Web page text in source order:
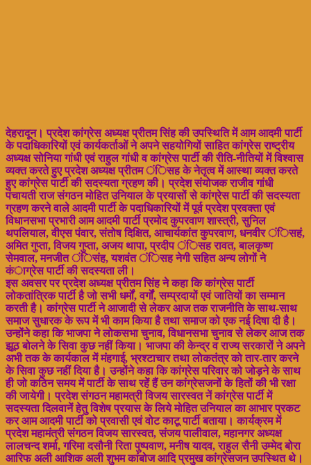
देहरादून। प्रदेश कांग्रेस अध्यक्ष प्रीतम सिंह की उपस्थिति में आम आदमी पार्टी
के पदाधिकारियों एवं कार्यकर्ताओं ने अपने सहयोगियों साहित कांग्रेस राष्ट्रीय
अध्यक्ष सोनिया गांधी एवं राहुल गांधी व कांग्रेस पार्टी की रीति-नीतियों में विश्वास
व्यक्त करते हुए प्रदेश अध्यक्ष प्रीतम ंिसह के नेतृत्व में आस्था व्यक्त करते
हुए कांग्रेस पार्टी की सदस्यता ग्रहण की। प्रदेश संयोजक राजीव गांधी
पंचायती राज संगठन मोहित उनियाल के प्रयासों से कांग्रेस पार्टी की सदस्यता
ग्रहण करने वाले आदमी पार्टी के पदाधिकारियों में पूर्व प्रदेश प्रवक्ता एवं
विधानसभा प्रभारी आम आदमी पार्टी प्रमोद कुपरवाण शास्त्री, सुनिल
थपलियाल, वीएस पंवार, संतोष दिक्षित, आचार्यकांत कुपरवाण, धनवीर ंिसहं,
अमित गुप्ता, विजय गुप्ता, अजय थापा, प्रदीप ंिसह रावत, बालकृष्ण
सेमवाल, मनजीत ंिसंह, यशवंत ंिसह नेगी सहित अन्य लोगों ने
कंाग्रेस पार्टी की सदस्यता ली।
इस अवसर पर प्रदेश अध्यक्ष प्रीतम सिंह ने कहा कि कांग्रेस पार्टी
लोकतांत्रिक पार्टी है जो सभी धर्मों, वर्गों, सम्प्रदायों एवं जातियों का सम्मान
करती है। कांग्रेस पार्टी ने आजादी से लेकर आज तक राजनीति के साथ-साथ
समाज सुधारक के रूप में भी काम किया है तथा समाज को एक नई दिषा दी है।
उन्होंने कहा कि भाजपा ने लोकसभा चुनाव, विधानसभा चुनाव से लेकर आज तक
झूठ बोलने के सिवा कुछ नहीं किया। भाजपा की केन्द्र व राज्य सरकारों ने अपने
अभी तक के कार्यकाल में मंहगाई, भ्रश्टाचार तथा लोकतंत्र को तार-तार करने
के सिवा कुछ नहीं दिया है। उन्होंने कहा कि कांग्रेस परिवार को जोड़ने के साथ
ही जो कठिन समय में पार्टी के साथ रहेें हैं उन कांग्रेसजनों के हितों की भी रक्षा
की जायेगी। प्रदेश संगठन महामत्री विजय सारस्वत नें कांग्रेस पार्टी में
सदस्यता दिलवानें हेतु विशेष प्रयास के लिये मोहित उनियाल का आभार प्रकट
कर आम आदमी पार्टी को प्रवासी एवं वोट काटू पार्टी बताया। कार्यक्रम में
प्रदेश महामंत्री संगठन विजय सारस्वत, संजय पालीवाल, महानगर अध्यक्ष
लालचन्द शर्मा, गरिमा दसौनी रिता पुष्पवाण, मनीष यादव, राहुल सैनी उम्मेद बोरा
आरिफ अली आशिक अली शुभम कांबोज आदि प्रमुख कांग्रेसजन उपस्थित थे।